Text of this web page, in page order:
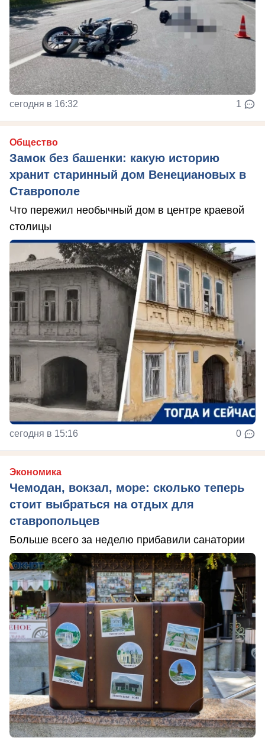
сегодня в 16:32 1
Общество
Замок без башенки: какую историю
хранит старинный дом Венециановых в
Ставрополе
Что пережил необычный дом в центре краевой
столицы
сегодня в 15:16 0
Экономика
Чемодан, вокзал, море: сколько теперь
стоит выбраться на отдых для
ставропольцев
Больше всего за неделю прибавили санатории